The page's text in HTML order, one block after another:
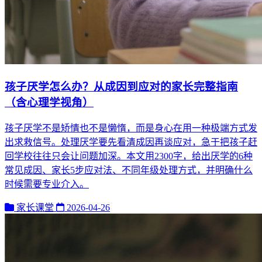
孩子厌学怎么办？从成因到应对的家长完整指南
（含心理学视角）
孩子厌学不是矫情也不是懒惰，而是身心在用一种极端方式发
出求救信号。处理厌学要先看清成因再谈应对，急于把孩子赶
回学校往往只会让问题加深。本文用2300字，给出厌学的6种
常见成因、家长5步应对法、不同年级处理方式，并明确什么
时候需要专业介入。
家长课堂 2026-04-26